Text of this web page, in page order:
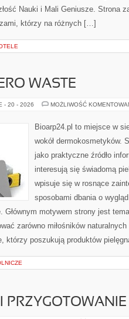
Nauki i Mali Geniusze. Strona
którzy na różnych […]
WASTE
- 20 - 2026 MOŻLIWOŚĆ
Bioarp24.pl to miejsce w
wokół dermokosmetyków.
jako praktyczne źródło
interesują się świadomą
wpisuje się w rosnące
sposobami dbania o
Głównym motywem strony jest
zarówno miłośników
którzy poszukują produktów